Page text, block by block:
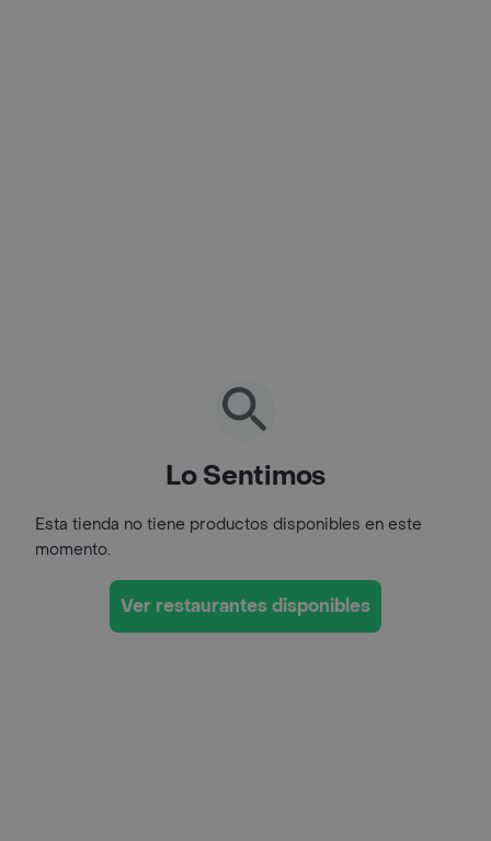
Lo Sentimos
Esta tienda no tiene productos disponibles en este
momento.
Ver restaurantes disponibles